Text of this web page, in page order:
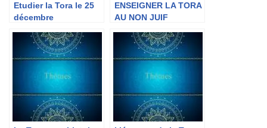
Etudier la Tora le 25
décembre
ENSEIGNER LA TORA
AU NON JUIF